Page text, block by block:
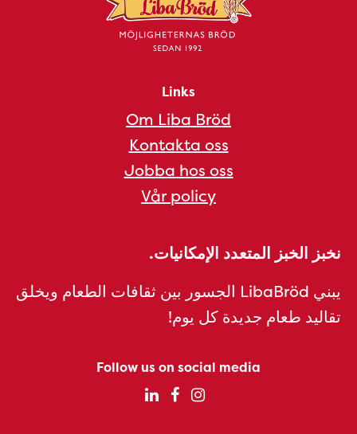
Links
Om Liba Bröd
Kontakta oss
Jobba hos oss
Vår policy
نخبز الخبز المتعدد الإمكانيات.
يبني LibaBröd الجسور بين ثقافات الطعام ويخلق
تقاليد طعام جديدة كل يوم!
Follow us on social media